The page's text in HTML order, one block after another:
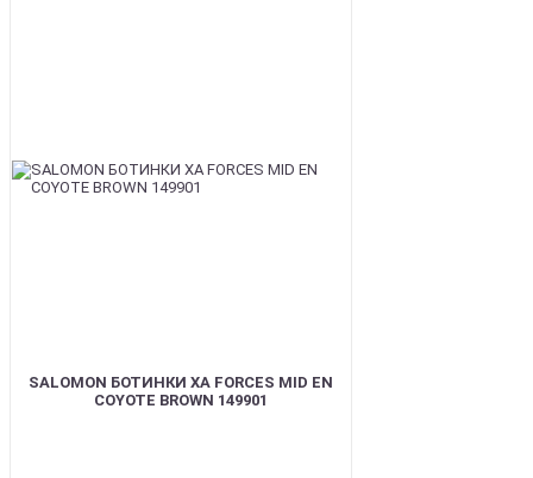
SALOMON БОТИНКИ XA FORCES MID EN
COYOTE BROWN 149901